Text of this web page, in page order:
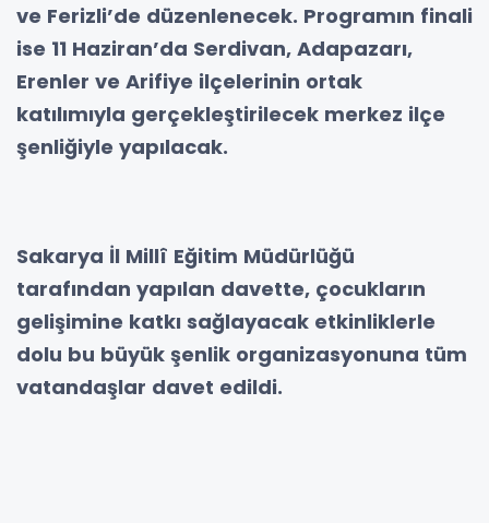
ve Ferizli’de düzenlenecek. Programın finali
ise 11 Haziran’da Serdivan, Adapazarı,
Erenler ve Arifiye ilçelerinin ortak
katılımıyla gerçekleştirilecek merkez ilçe
şenliğiyle yapılacak.
Sakarya İl Millî Eğitim Müdürlüğü
tarafından yapılan davette, çocukların
gelişimine katkı sağlayacak etkinliklerle
dolu bu büyük şenlik organizasyonuna tüm
vatandaşlar davet edildi.